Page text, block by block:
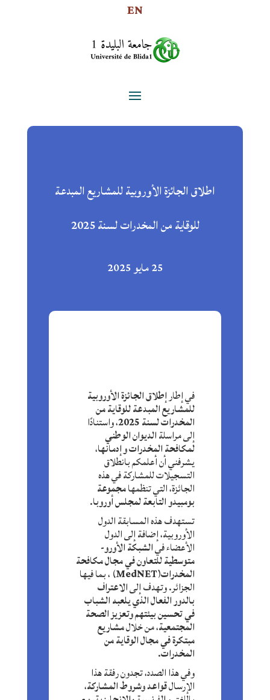
EN
اطلاق الجائزة الأوروبية للمشاريع المبدعة
للوقاية من المخدرات لسنة 2025
25 مايو 2025
في إطارإطلاق الجائزة الأوروبية
للمشاريع المبدعة للوقاية من
المخدرات لسنة 2025 ، واستنادًا
إلى مراسلةالديوان الوطني
لمكافحة المخدرات وإدمانها،
يشرفني أن أعلمكم بانطلاق
التسجيلات للمشاركة في هذه
الجائزة، التي تنظمهامجموعة
بومبيدو التابعة لمجلس أوروبا.
تستهدف هذه المسابقة الدول
الأوروبية، إضافة إلى الدول
الأعضاء فيالشبكة الأورو-
متوسطية للتعاون في مجال مكافحة
المخدرات(MedNET)، بما فيها
الجزائر. وتهدف إلىالاعتراف
بالدور الفعال الذي يلعبه الشباب
في تحسين بيئتهم وتعزيز الصحة
المجتمعية، من خلالمشاريع
مبتكرة في مجال الوقاية من
المخدرات.
وفي هذا الصدد، تجدون رفقة هذا
الإرسالقواعد وشروط المشاركة،